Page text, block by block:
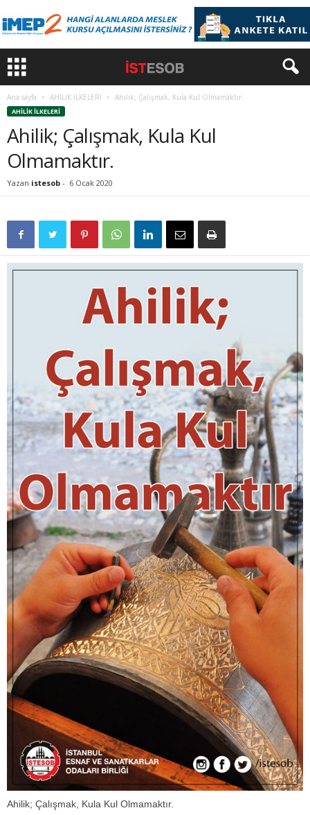
Ana sayfa AHİLİK İLKELERİ Ahilik; Çalışmak, Kula Kul Olmamaktır.
AHİLİK İLKELERİ
Ahilik; Çalışmak, Kula Kul
Olmamaktır.
Yazan istesob - 6 Ocak 2020
Ahilik; Çalışmak, Kula Kul Olmamaktır.